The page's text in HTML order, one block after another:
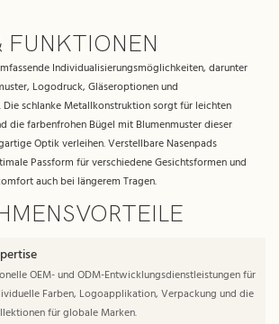
FUNKTIONEN
Individualisierungsmöglichkeiten, darunter
Logodruck, Gläseroptionen und
Die schlanke Metallkonstruktion sorgt für leichten
die farbenfrohen Bügel mit Blumenmuster dieser
Optik verleihen. Verstellbare Nasenpads
Passform für verschiedene Gesichtsformen und
auch bei längerem Tragen.
OEM- und ODM-Entwicklungsdienstleistungen für
Farben, Logoapplikation, Verpackung und die
für globale Marken.